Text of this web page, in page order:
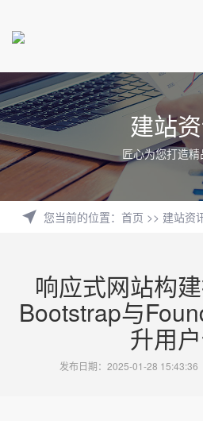
建站
匠心为您打造
您当前的位置： 首页 >> 建站资
响应式网站构
Bootstrap与
升用
发布日期：2025-01-28 15:43:36